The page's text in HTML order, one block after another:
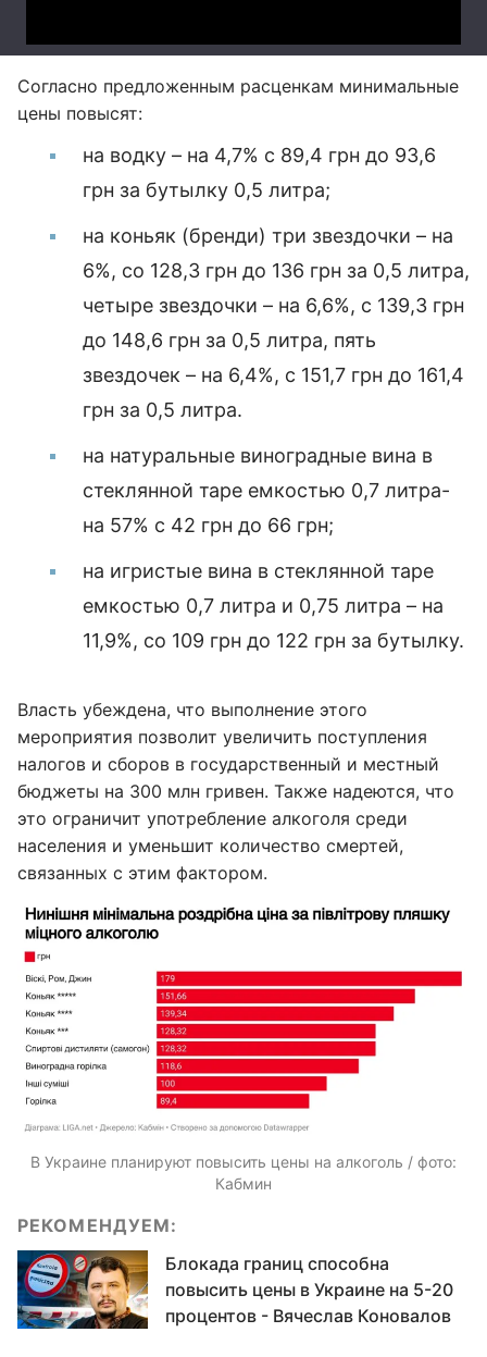
Согласно предложенным расценкам минимальные
цены повысят:
на водку – на 4,7% с 89,4 грн до 93,6
грн за бутылку 0,5 литра;
на коньяк (бренди) три звездочки – на
6%, со 128,3 грн до 136 грн за 0,5 литра,
четыре звездочки – на 6,6%, с 139,3 грн
до 148,6 грн за 0,5 литра, пять
звездочек – на 6,4%, с 151,7 грн до 161,4
грн за 0,5 литра.
на натуральные виноградные вина в
стеклянной таре емкостью 0,7 литра-
на 57% с 42 грн до 66 грн;
на игристые вина в стеклянной таре
емкостью 0,7 литра и 0,75 литра – на
11,9%, со 109 грн до 122 грн за бутылку.
Власть убеждена, что выполнение этого
мероприятия позволит увеличить поступления
налогов и сборов в государственный и местный
бюджеты на 300 млн гривен. Также надеются, что
это ограничит употребление алкоголя среди
населения и уменьшит количество смертей,
связанных с этим фактором.
В Украине планируют повысить цены на алкоголь / фото:
Кабмин
РЕКОМЕНДУЕМ:
Блокада границ способна
повысить цены в Украине на 5-20
процентов - Вячеслав Коновалов